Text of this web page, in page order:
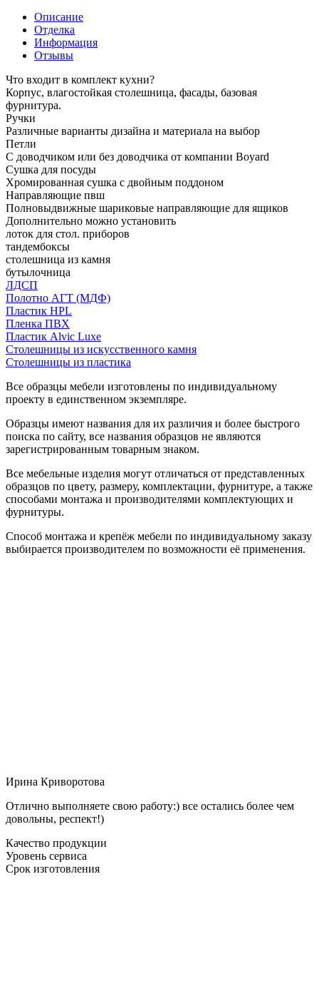
Описание
Отделка
Информация
Отзывы
Что входит в комплект кухни?
Корпус, влагостойкая столешница, фасады, базовая
фурнитура.
Ручки
Различные варианты дизайна и материала на выбор
Петли
С доводчиком или без доводчика от компании Boyard
Сушка для посуды
Хромированная сушка с двойным поддоном
Направляющие пвш
Полновыдвижные шариковые направляющие для ящиков
Дополнительно можно установить
лоток для стол. приборов
тандембоксы
столешница из камня
бутылочница
ЛДСП
Полотно АГТ (МДФ)
Пластик HPL
Пленка ПВХ
Пластик Alvic Luxe
Столешницы из искусственного камня
Столешницы из пластика
Все образцы мебели изготовлены по индивидуальному
проекту в единственном экземпляре.
Образцы имеют названия для их различия и более быстрого
поиска по сайту, все названия образцов не являются
зарегистрированным товарным знаком.
Все мебельные изделия могут отличаться от представленных
образцов по цвету, размеру, комплектации, фурнитуре, а также
способами монтажа и производителями комплектующих и
фурнитуры.
Способ монтажа и крепёж мебели по индивидуальному заказу
выбирается производителем по возможности её применения.
Ирина Криворотова
Отлично выполняете свою работу:) все остались более чем
довольны, респект!)
Качество продукции
Уровень сервиса
Срок изготовления